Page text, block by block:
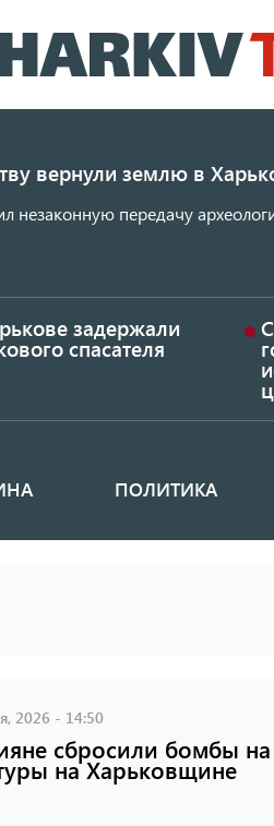
к
вернули землю в
незаконную передачу
задержали
спасателя
ПОЛИТИКА
2026 - 14:50
сбросили бомбы
на Харьковщине